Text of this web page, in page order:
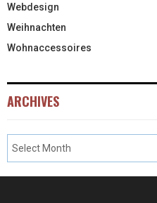
Webdesign
Weihnachten
Wohnaccessoires
ARCHIVES